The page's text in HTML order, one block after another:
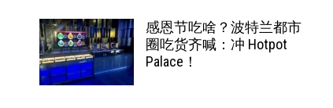
感恩节吃啥？波特兰都市
圈吃货齐喊：冲 Hotpot
Palace！